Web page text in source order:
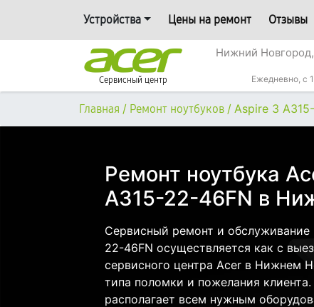
Устройства Цены на ремонт Отзывы
Сервисный центр
Нижний
Ежедневно, с
Главная / Ремонт ноутбуков / Aspire 3
Ремонт ноутбука
A315-22-46FN в
Сервисный ремонт и обслуживание
22-46FN осуществляется как с
сервисного центра Acer в Нижнем
типа поломки и пожелания
располагает всем нужным